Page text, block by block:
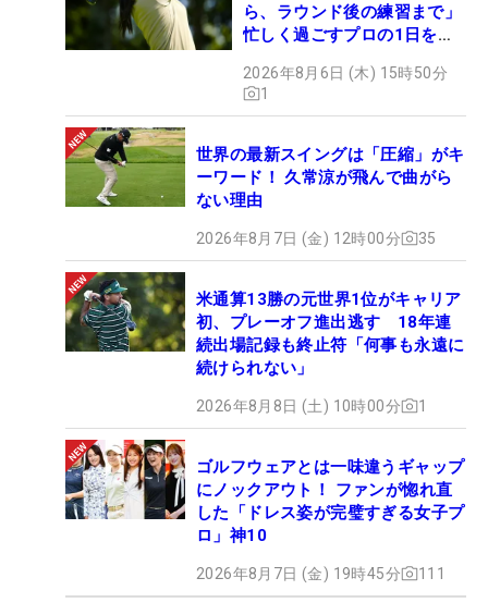
ら、ラウンド後の練習まで」
忙しく過ごすプロの1日を公
2026年8月6日 (木) 15時50分
1
世界の最新スイングは「圧縮」がキ
ーワード！ 久常涼が飛んで曲がら
ない理由
2026年8月7日 (金) 12時00分 35
米通算13勝の元世界1位がキャリア
初、プレーオフ進出逃す 18年連
続出場記録も終止符「何事も永遠に
続けられない」
2026年8月8日 (土) 10時00分 1
ゴルフウェアとは一味違うギャップ
にノックアウト！ ファンが惚れ直
した「ドレス姿が完璧すぎる女子プ
ロ」神10
2026年8月7日 (金) 19時45分 111